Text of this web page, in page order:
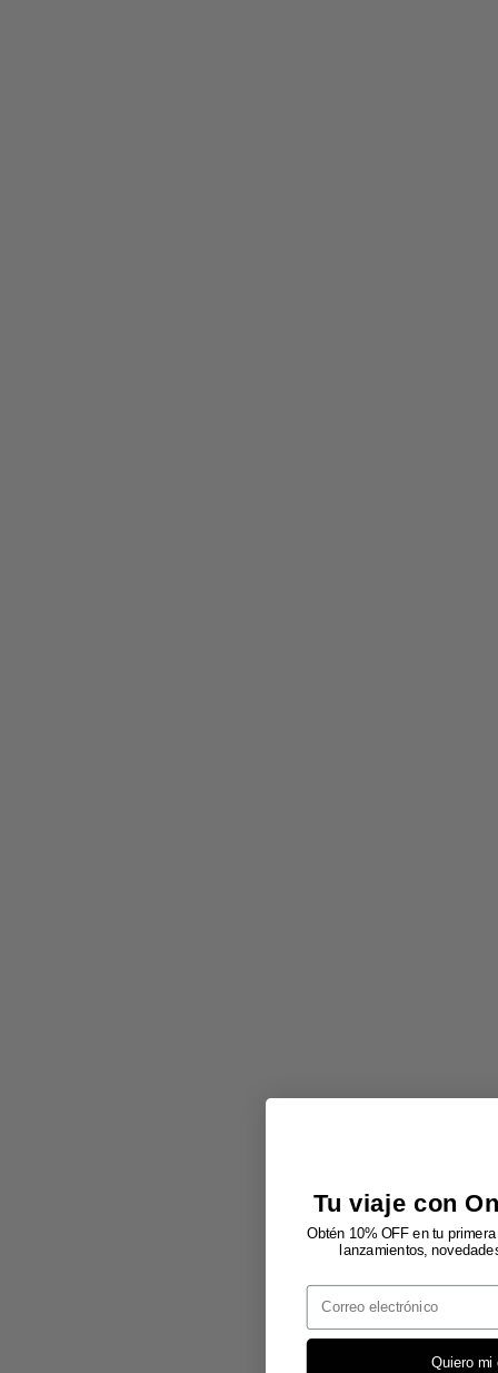
Tu viaje con
Obtén 10% OFF en tu
lanzamientos,
Email
Quiero mi